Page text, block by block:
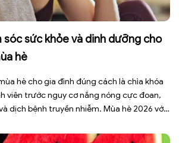
sóc sức khỏe và dinh dưỡng cho
hè
hè cho gia đình đúng cách là chìa khóa
viên trước nguy cơ nắng nóng cực đoan,
dịch bệnh truyền nhiễm. Mùa hè 2026 với